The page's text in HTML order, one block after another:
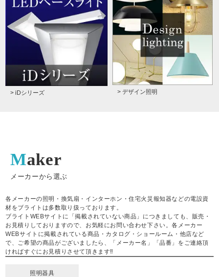
> iDシリーズ > デザイン照明
Maker
メーカーから選ぶ
各メーカーの照明・換気扇・インターホン・住宅火災報知器などの電設資
材をブライトは多数取り扱っております。
ブライトWEBサイトに「掲載されていない商品」につきましても、販売・
お見積りしておりますので、お気軽にお問い合わせ下さい。各メーカー
WEBサイトに掲載されている商品・カタログ・ショールーム・他店など
で、ご希望の商品がございましたら、「メーカー名」「品番」をご連絡頂
ければすぐにお見積りさせて頂きます‼
照明器具